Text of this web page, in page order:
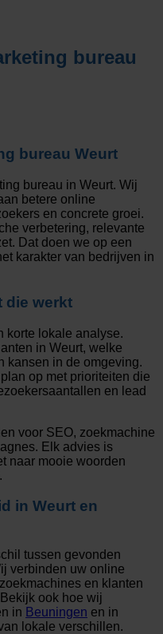
bureau
bureau Weurt
bureau in Weurt. Wij
betere online
en concrete groei.
verbetering, relevante
Dat doen we op een
karakter van bedrijven in
die werkt
korte lokale analyse.
in Weurt, welke
kansen in de omgeving.
op met prioriteiten die
en lead
voor SEO, zoekmachine
Elk advies is
naar mooie woorden
in Weurt en
tussen gevonden
verbinden uw online
en klanten
ook hoe wij
in Beuningen en in
lokale verschillen.